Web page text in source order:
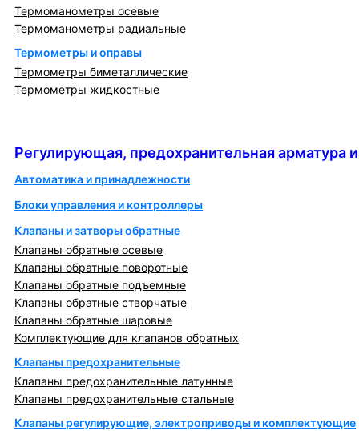
Термоманометры осевые
Термоманометры радиальные
Термометры и оправы
Термометры биметаллические
Термометры жидкостные
Регулирующая, предохранительная арматура
Автоматика и принадлежности
Блоки управления и контроллеры
Клапаны и затворы обратные
Клапаны обратные осевые
Клапаны обратные поворотные
Клапаны обратные подъемные
Клапаны обратные створчатые
Клапаны обратные шаровые
Комплектующие для клапанов обратных
Клапаны предохранительные
Клапаны предохранительные латунные
Клапаны предохранительные стальные
Клапаны регулирующие, электроприводы и комплектующие